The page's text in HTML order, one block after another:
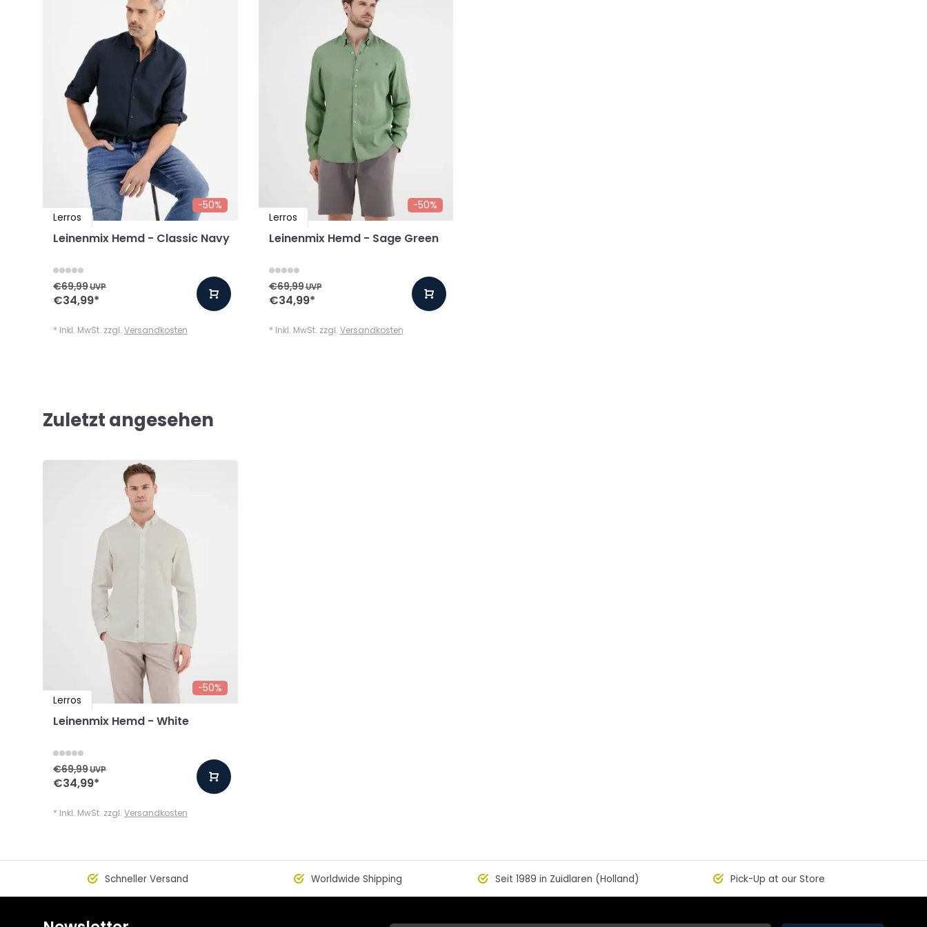
-50%
Lerros
Leinenmix Hemd - Classic Navy
€69,99UVP
€34,99*
* Inkl. MwSt. zzgl. Versandkosten
-50%
Lerros
Leinenmix Hemd - Sage Green
€69,99UVP
€34,99*
* Inkl. MwSt. zzgl. Versandkosten
Zuletzt angesehen
-50%
Lerros
Leinenmix Hemd - White
€69,99UVP
€34,99*
* Inkl. MwSt. zzgl. Versandkosten
Schneller Versand Worldwide Shipping Seit 1989 in Zuidlaren (Holland) Pick-Up at our Store